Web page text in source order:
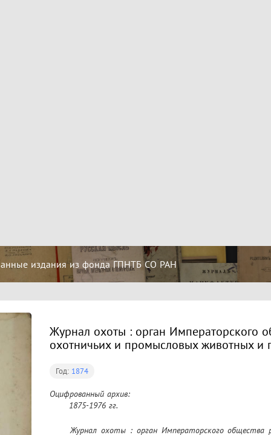
издания из фонда ГПНТБ СО РАН
Журнал охоты : орган Императорского
охотничьих и промысловых животных и
Год: 1874
Оцифрованный архив:
	1875-1976 гг.